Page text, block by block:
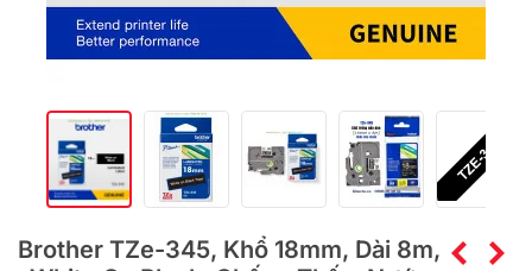
Brother TZe-345, Khổ 18mm, Dài 8m,